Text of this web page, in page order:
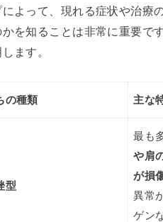
よって、現れる症状や治療
かを知ることは非常に重要で
ます。
の種類 主な
型
最も
や肩
が損
異常
ゲン